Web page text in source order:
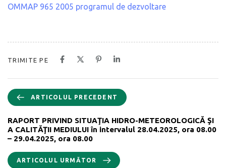
OMMAP 965 2005 programul de dezvoltare
TRIMITE PE
ARTICOLUL PRECEDENT
RAPORT PRIVIND SITUAŢIA HIDRO-METEOROLOGICĂ ŞI
A CALITĂŢII MEDIULUI în intervalul 28.04.2025, ora 08.00
– 29.04.2025, ora 08.00
ARTICOLUL URMĂTOR